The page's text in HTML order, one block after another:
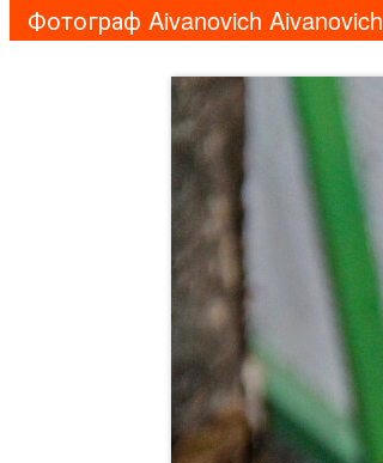
Фотограф Aivanovich Aivanovich